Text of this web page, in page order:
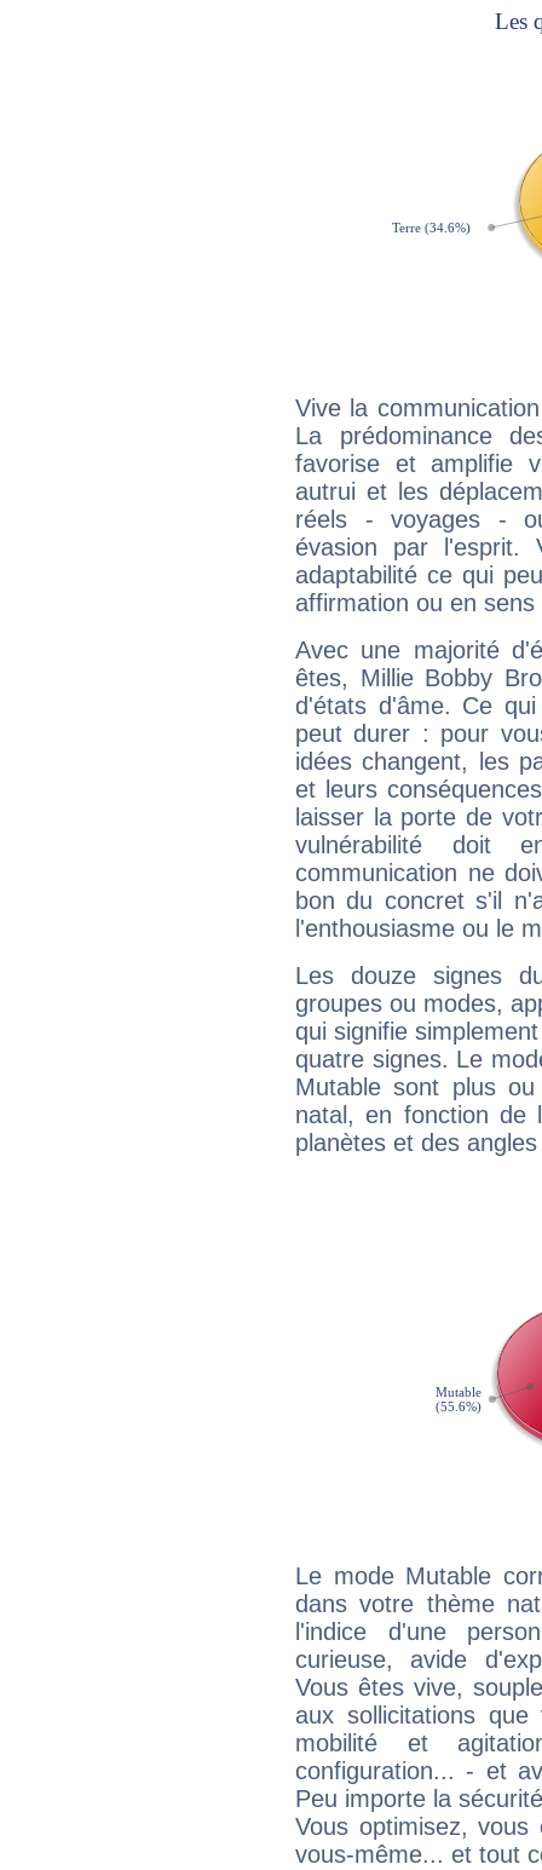
Vive la
La prédominance
favorise et amplifie
autrui et les
réels - voyages -
évasion par l'esprit.
adaptabilité ce qui
affirmation ou en
Avec une majorité
êtes, Millie Bobby
d'états d'âme. Ce
peut durer : pour
idées changent, les
et leurs
laisser la porte de
vulnérabilité doit
communication ne
bon du concret s'il
l'enthousiasme ou le
Les douze signes
groupes ou modes,
qui signifie
quatre signes. Le
Mutable sont plus
natal, en fonction de
planètes et des
Le mode Mutable
dans votre thème
l'indice d'une
curieuse, avide
Vous êtes vive,
aux sollicitations
mobilité et
configuration... - et
Peu importe la
Vous optimisez, vous
vous-même... et tout